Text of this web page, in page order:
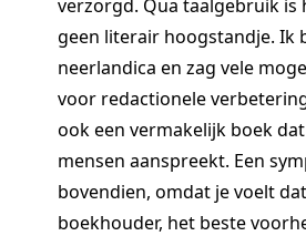
verzorgd. Qua taalgebruik is
geen literair hoogstandje. Ik
neerlandica en zag vele
voor redactionele
ook een vermakelijk boek
mensen aanspreekt. Een
bovendien, omdat je voelt
boekhouder, het beste